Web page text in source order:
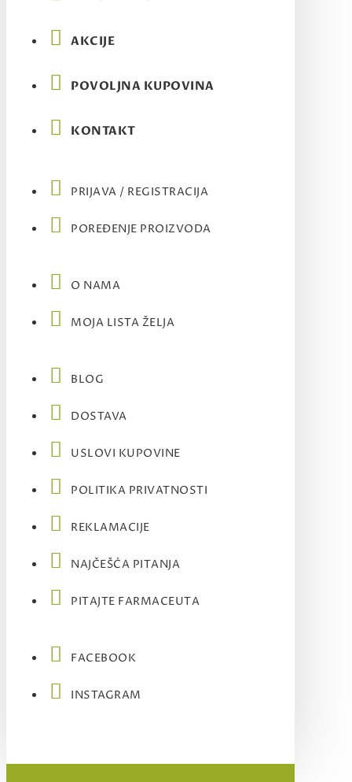
AKCIJE
POVOLJNA KUPOVINA
KONTAKT
PRIJAVA / REGISTRACIJA
POREĐENJE PROIZVODA
O NAMA
MOJA LISTA ŽELJA
BLOG
DOSTAVA
USLOVI KUPOVINE
POLITIKA PRIVATNOSTI
REKLAMACIJE
NAJČEŠĆA PITANJA
PITAJTE FARMACEUTA
FACEBOOK
INSTAGRAM